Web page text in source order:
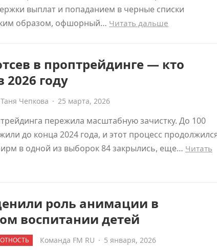
выплат и попаданием в черные списки
образом, офшорный… Читать дальше
в проптрейдинге — кто
году
Таня Чепкова · 25 марта, 2026
пережила масштабную зачистку. До 100
до конца 2024 года, и этот процесс
в одной из выборок 84 закрылись, еще… Читать
роль анимации в
воспитании детей
Команда FM RU · 5 января, 2026